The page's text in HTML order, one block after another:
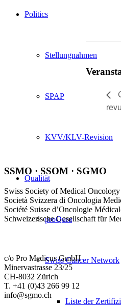
Politics
Stellungnahmen
SPAP
KVV/KLV-Revision
Qualität
proQura
Swiss Cancer Network
Liste der
SSMO · SSOM · SGMO
Swiss Society of Medical Oncology
Società Svizzera di Oncologia
Société Suisse d’Oncologie
Schweizerische Gesellschaft für
c/o Pro Medicus GmbH
Minervastrasse 23/25
CH-8032 Zürich
T. +41 (0)43 266 99 12
info@sgmo.ch